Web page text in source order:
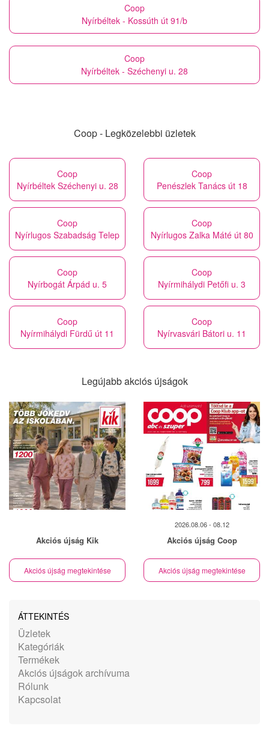
Coop
Nyírbéltek - Kossúth út 91/b
Coop
Nyírbéltek - Széchenyi u. 28
Coop - Legközelebbi üzletek
Coop
Nyírbéltek Széchenyi u. 28
Coop
Penészlek Tanács út 18
Coop
Nyírlugos Szabadság Telep
Coop
Nyírlugos Zalka Máté út 80
Coop
Nyírbogát Árpád u. 5
Coop
Nyírmihálydi Petőfi u. 3
Coop
Nyírmihálydi Fürdű út 11
Coop
Nyírvasvári Bátori u. 11
Legújabb akciós újságok
Akciós újság Kik
Akciós újság megtekintése
2026.08.06 - 08.12
Akciós újság Coop
Akciós újság megtekintése
ÁTTEKINTÉS
Üzletek
Kategóriák
Termékek
Akciós újságok archívuma
Rólunk
Kapcsolat